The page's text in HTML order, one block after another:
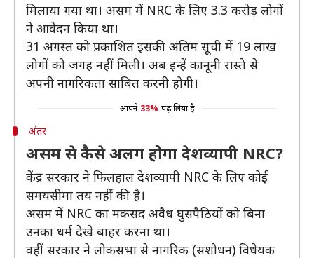
मिलाया गया था। असम में NRC के लिए 3.3 करोड़ लोगों
ने आवेदन किया था।
31 अगस्त को प्रकाशित इसकी अंतिम सूची में 19 लाख
लोगों को जगह नहीं मिली। अब इन्हें कानूनी रास्ते से
अपनी नागरिकता साबित करनी होगी।
आपने 33% पढ़ लिया है
अंतर
असम से कैसे अलग होगा देशव्यापी NRC?
केंद्र सरकार ने फिलहाल देशव्यापी NRC के लिए कोई
समयसीमा तय नहीं की है।
असम में NRC का मकसद अवैध घुसपैठियों को बिना
उनका धर्म देखे बाहर करना था।
वहीं सरकार ने लोकसभा से नागरिक (संशोधन) विधेयक